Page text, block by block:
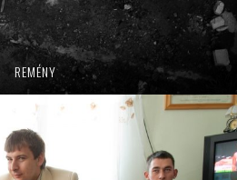
REMÉNY